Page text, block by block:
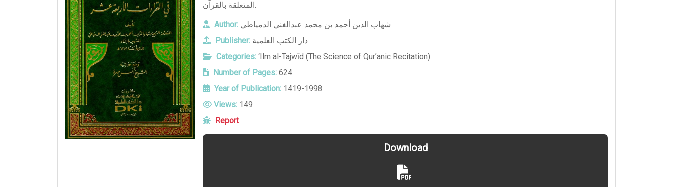
المتعلقة بالقرآن.
Author: شهاب الدين أحمد بن محمد عبدالغني الدمياطي
Publisher: دار الكتب العلمية
Categories: ‘Ilm al-Tajwīd (The Science of Qur’anic Recitation)
Number of Pages: 624
Year of Publication: 1419-1998
Views: 149
Report
Download